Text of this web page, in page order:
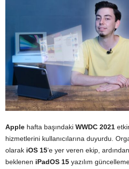
Apple hafta başındaki WWDC 2021
hizmetlerini kullanıcılarına duyurdu.
olarak iOS 15‘e yer veren ekip,
beklenen iPadOS 15 yazılım